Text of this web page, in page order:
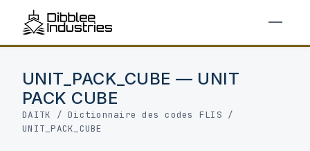
UNIT_PACK_CUBE — UNIT
PACK CUBE
DAITK /Dictionnaire des codes FLIS /
UNIT_PACK_CUBE